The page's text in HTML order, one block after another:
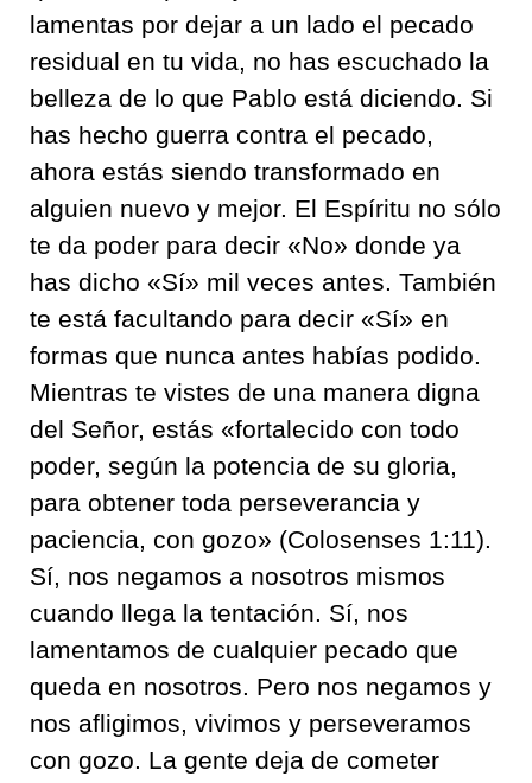
lamentas por dejar a un lado el pecado
residual en tu vida, no has escuchado la
belleza de lo que Pablo está diciendo. Si
has hecho guerra contra el pecado,
ahora estás siendo transformado en
alguien nuevo y mejor. El Espíritu no sólo
te da poder para decir «No» donde ya
has dicho «Sí» mil veces antes. También
te está facultando para decir «Sí» en
formas que nunca antes habías podido.
Mientras te vistes de una manera digna
del Señor, estás «fortalecido con todo
poder, según la potencia de su gloria,
para obtener toda perseverancia y
paciencia, con gozo» (Colosenses 1:11).
Sí, nos negamos a nosotros mismos
cuando llega la tentación. Sí, nos
lamentamos de cualquier pecado que
queda en nosotros. Pero nos negamos y
nos afligimos, vivimos y perseveramos
con gozo. La gente deja de cometer